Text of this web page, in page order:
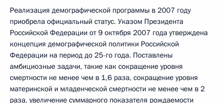
Реализация демографической программы в 2007 году
приобрела официальный статус. Указом Президента
Российской Федерации от 9 октября 2007 года утверждена
концепция демографической политики Российской
Федерации на период до 25-го года. Поставлены
амбициозные задачи, такие как сокращение уровня
смертности не менее чем в 1,6 раза, сокращение уровня
материнской и младенческой смертности не менее чем в 2
раза, увеличение суммарного показателя рождаемости